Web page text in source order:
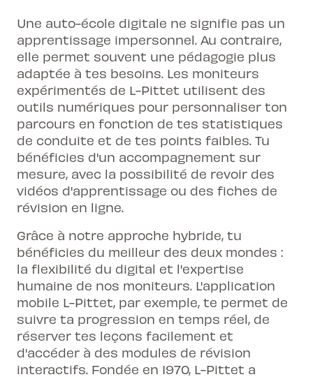
Une auto-école digitale ne signifie pas un
apprentissage impersonnel. Au contraire,
elle permet souvent une pédagogie plus
adaptée à tes besoins. Les moniteurs
expérimentés de L-Pittet utilisent des
outils numériques pour personnaliser ton
parcours en fonction de tes statistiques
de conduite et de tes points faibles. Tu
bénéficies d'un accompagnement sur
mesure, avec la possibilité de revoir des
vidéos d'apprentissage ou des fiches de
révision en ligne.
Grâce à notre approche hybride, tu
bénéficies du meilleur des deux mondes :
la flexibilité du digital et l'expertise
humaine de nos moniteurs. L'application
mobile L-Pittet, par exemple, te permet de
suivre ta progression en temps réel, de
réserver tes leçons facilement et
d'accéder à des modules de révision
interactifs. Fondée en 1970, L-Pittet a